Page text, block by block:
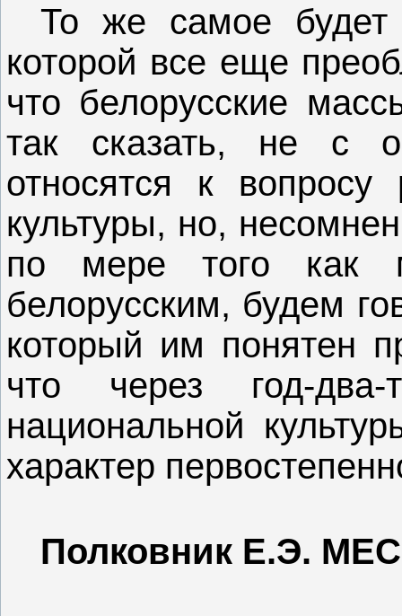
То же самое будет
которой все еще
что белорусские
так сказать, не с
относятся к вопросу
культуры, но,
по мере того как
белорусским, будем
который им понятен
что через год-
национальной
характер
Полковник Е.Э.